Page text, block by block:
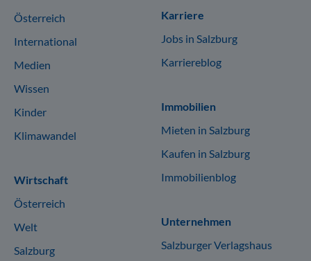
Österreich
International
Medien
Wissen
Kinder
Klimawandel
Wirtschaft
Österreich
Welt
Salzburg
Karriere
Jobs in Salzburg
Karriereblog
Immobilien
Mieten in Salzburg
Kaufen in Salzburg
Immobilienblog
Unternehmen
Salzburger Verlagshaus